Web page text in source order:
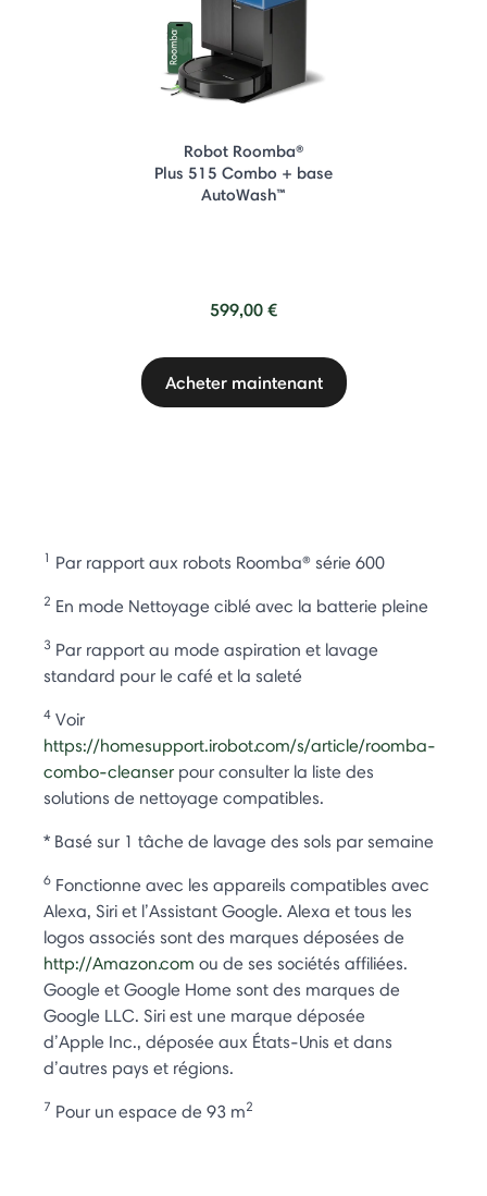
Robot Roomba®
Plus 515 Combo + base
AutoWash™
599,00 €
Acheter maintenant
1 Par rapport aux robots Roomba® série 600
2 En mode Nettoyage ciblé avec la batterie pleine
3 Par rapport au mode aspiration et lavage
standard pour le café et la saleté
4 Voir
https://homesupport.irobot.com/s/article/roomba-
combo-cleanser pour consulter la liste des
solutions de nettoyage compatibles.
* Basé sur 1 tâche de lavage des sols par semaine
6 Fonctionne avec les appareils compatibles avec
Alexa, Siri et l’Assistant Google. Alexa et tous les
logos associés sont des marques déposées de
http://Amazon.com ou de ses sociétés affiliées.
Google et Google Home sont des marques de
Google LLC. Siri est une marque déposée
d’Apple Inc., déposée aux États-Unis et dans
d’autres pays et régions.
7 Pour un espace de 93 m2